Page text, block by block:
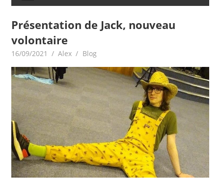
Présentation de Jack, nouveau
volontaire
16/09/2021 Alex Blog